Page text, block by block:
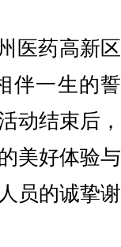
医药高新区
伴一生的誓
动结束后，
美好体验与
员的诚挚谢